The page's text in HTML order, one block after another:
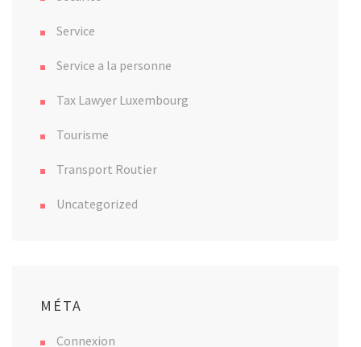
Service
Service a la personne
Tax Lawyer Luxembourg
Tourisme
Transport Routier
Uncategorized
MÉTA
Connexion